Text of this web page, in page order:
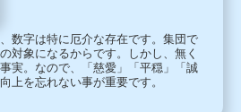
数字は特に厄介な存在です。集団で
対象になるからです。しかし、無く
実。なので、「慈愛」「平穏」「誠
上を忘れない事が重要です。